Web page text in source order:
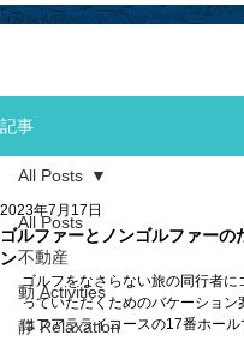
記事
All Posts
不動産
動 Activities
静 Relaxation
All Posts
ゴルファーとノンゴルファーの
ン
2023年7月17日
ゴルフをなさらない旅の同行者に
っていただくためのバケーション
はフアラライコースの17番ホール